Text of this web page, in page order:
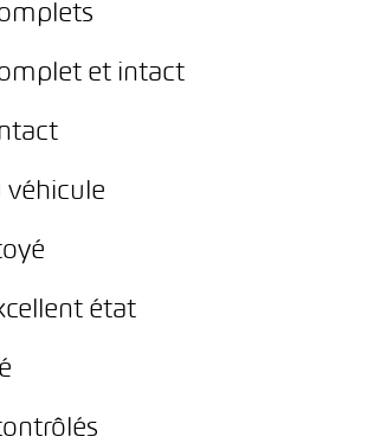
et intact
véhicule
état